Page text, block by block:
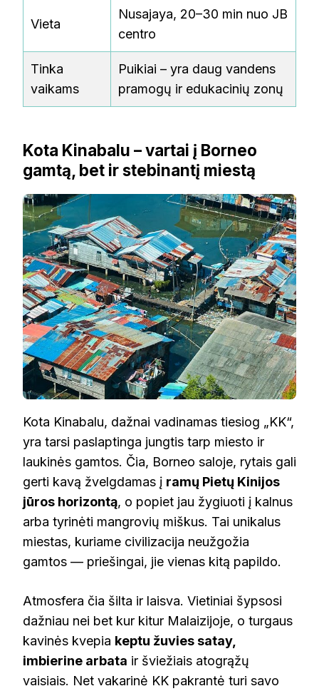
Vieta
Nusajaya, 20–30 min nuo JB
centro
Tinka
vaikams
Puikiai – yra daug vandens
pramogų ir edukacinių zonų
Kota Kinabalu – vartai į Borneo
gamtą, bet ir stebinantį miestą
Kota Kinabalu, dažnai vadinamas tiesiog „KK“,
yra tarsi paslaptinga jungtis tarp miesto ir
laukinės gamtos. Čia, Borneo saloje, rytais gali
gerti kavą žvelgdamas į ramų Pietų Kinijos
jūros horizontą, o popiet jau žygiuoti į kalnus
arba tyrinėti mangrovių miškus. Tai unikalus
miestas, kuriame civilizacija neužgožia
gamtos — priešingai, jie vienas kitą papildo.
Atmosfera čia šilta ir laisva. Vietiniai šypsosi
dažniau nei bet kur kitur Malaizijoje, o turgaus
kavinės kvepia keptu žuvies satay,
imbierine arbata ir šviežiais atogrąžų
vaisiais. Net vakarinė KK pakrantė turi savo